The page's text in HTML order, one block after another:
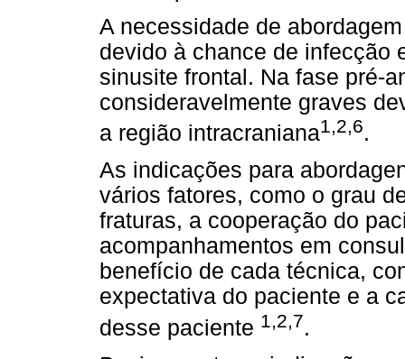
A necessidade de
devido à chance de infecção
sinusite frontal. Na fase pré-
consideravelmente graves
a região intracraniana1,2,6.
As indicações para
vários fatores, como o grau
fraturas, a cooperação do
acompanhamentos em
benefício de cada técnica,
expectativa do paciente e a
desse paciente 1,2,7.